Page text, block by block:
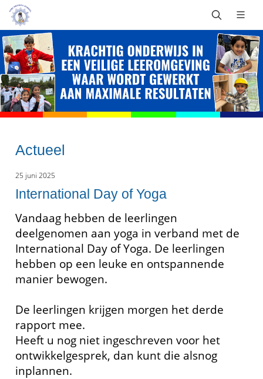
Actueel
25 juni 2025
International Day of Yoga
Vandaag hebben de leerlingen
deelgenomen aan yoga in verband met de
International Day of Yoga. De leerlingen
hebben op een leuke en ontspannende
manier bewogen.
De leerlingen krijgen morgen het derde
rapport mee.
Heeft u nog niet ingeschreven voor het
ontwikkelgesprek, dan kunt die alsnog
inplannen.